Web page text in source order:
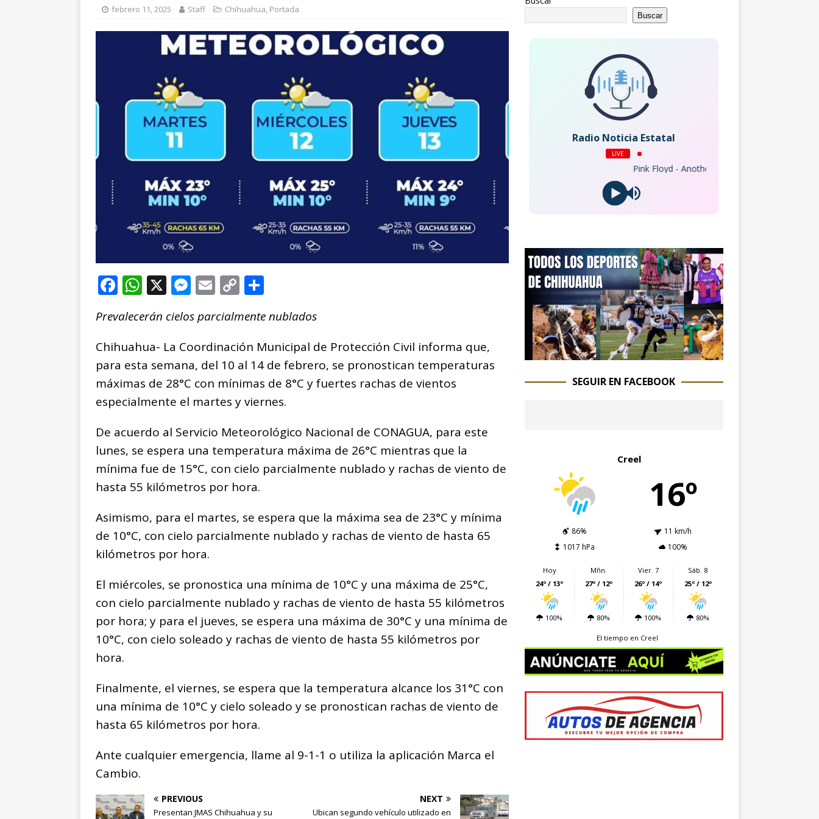
febrero 11, 2025 Staff Chihuahua, Portada
F
c
e
b
o
o
W
at
s
A
p
p
X M
ss
e
n
g
e
E
ai
l
C
p
y
Li
n
k
m
p
ar
ti
r
Prevalecerán cielos parcialmente nublados
Chihuahua- La Coordinación Municipal de Protección Civil informa que,
para esta semana, del 10 al 14 de febrero, se pronostican temperaturas
máximas de 28°C con mínimas de 8°C y fuertes rachas de vientos
especialmente el martes y viernes.
De acuerdo al Servicio Meteorológico Nacional de CONAGUA, para este
lunes, se espera una temperatura máxima de 26°C mientras que la
mínima fue de 15°C, con cielo parcialmente nublado y rachas de viento de
hasta 55 kilómetros por hora.
Asimismo, para el martes, se espera que la máxima sea de 23°C y mínima
de 10°C, con cielo parcialmente nublado y rachas de viento de hasta 65
kilómetros por hora.
El miércoles, se pronostica una mínima de 10°C y una máxima de 25°C,
con cielo parcialmente nublado y rachas de viento de hasta 55 kilómetros
por hora; y para el jueves, se espera una máxima de 30°C y una mínima de
10°C, con cielo soleado y rachas de viento de hasta 55 kilómetros por
hora.
Finalmente, el viernes, se espera que la temperatura alcance los 31°C con
una mínima de 10°C y cielo soleado y se pronostican rachas de viento de
hasta 65 kilómetros por hora.
Ante cualquier emergencia, llame al 9-1-1 o utiliza la aplicación Marca el
Cambio.
PREVIOUS
Presentan JMAS Chihuahua y su
NEXT
Ubican segundo vehículo utilizado en
Buscar
Radio Noticia Estatal
LIVE
Pink Floyd - Another Brick In The Wall, Pt. 2 (2011
SEGUIR EN FACEBOOK
Creel
16º
86%
11 km/h
1017 hPa
100%
Hoy
24º / 13º
100%
Mñn.
27º / 12º
80%
Vier. 7
26º / 14º
100%
Sáb. 8
25º / 12º
80%
El tiempo en Creel